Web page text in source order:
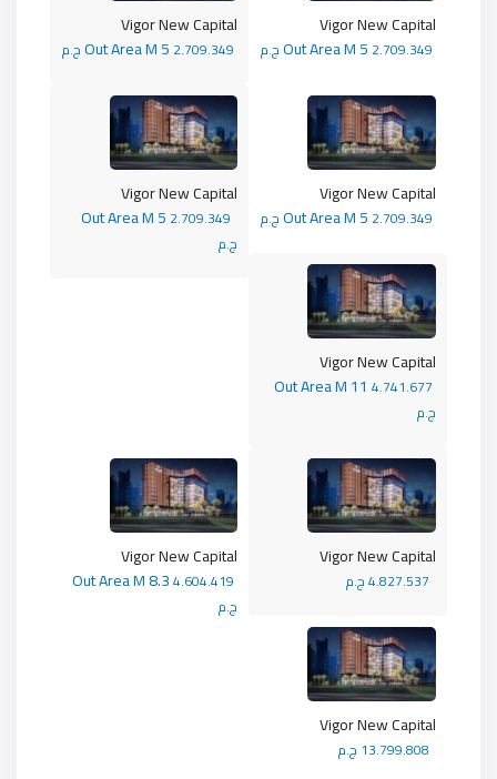
Vigor New Capital
2.709.349 ج.م
Vigor New Capital
2.709.349 ج.م
Vigor New Capital
2.709.349
ج.م
Vigor New Capital
2.709.349 ج.م
Vigor New Capital
4.741.677
ج.م
Vigor New Capital
4.604.419
ج.م
Vigor New Capital
Vigor New Capital